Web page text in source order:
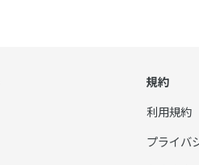
規約
利用規約
プライバ